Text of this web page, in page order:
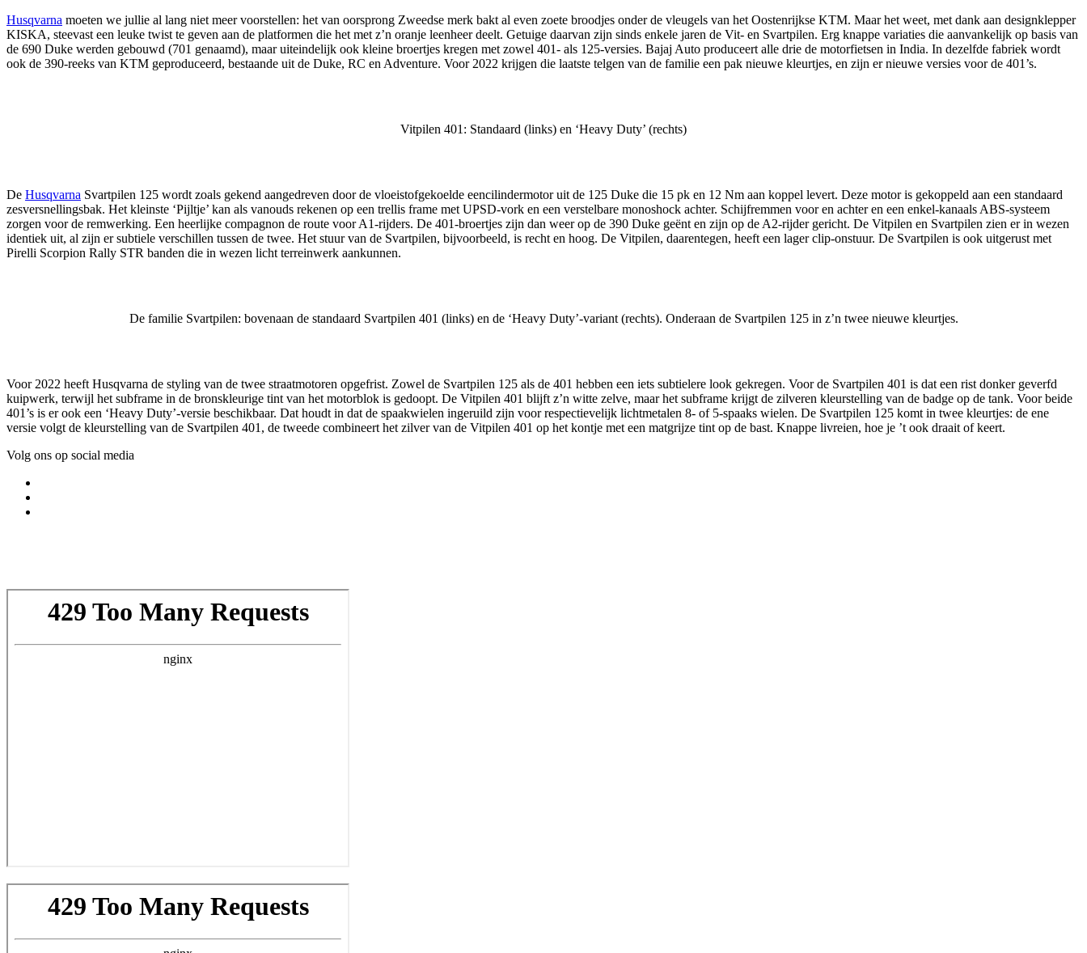
Husqvarna moeten we jullie al lang niet meer voorstellen: het van oorsprong Zweedse merk bakt al even zoete broodjes onder de vleugels van het Oostenrijkse KTM. Maar het weet, met dank aan designklepper
KISKA, steevast een leuke twist te geven aan de platformen die het met z’n oranje leenheer deelt. Getuige daarvan zijn sinds enkele jaren de Vit- en Svartpilen. Erg knappe variaties die aanvankelijk op basis van
de 690 Duke werden gebouwd (701 genaamd), maar uiteindelijk ook kleine broertjes kregen met zowel 401- als 125-versies. Bajaj Auto produceert alle drie de motorfietsen in India. In dezelfde fabriek wordt
ook de 390-reeks van KTM geproduceerd, bestaande uit de Duke, RC en Adventure. Voor 2022 krijgen die laatste telgen van de familie een pak nieuwe kleurtjes, en zijn er nieuwe versies voor de 401’s.
Vitpilen 401: Standaard (links) en ‘Heavy Duty’ (rechts)
De Husqvarna Svartpilen 125 wordt zoals gekend aangedreven door de vloeistofgekoelde eencilindermotor uit de 125 Duke die 15 pk en 12 Nm aan koppel levert. Deze motor is gekoppeld aan een standaard
zesversnellingsbak. Het kleinste ‘Pijltje’ kan als vanouds rekenen op een trellis frame met UPSD-vork en een verstelbare monoshock achter. Schijfremmen voor en achter en een enkel-kanaals ABS-systeem
zorgen voor de remwerking. Een heerlijke compagnon de route voor A1-rijders. De 401-broertjes zijn dan weer op de 390 Duke geënt en zijn op de A2-rijder gericht. De Vitpilen en Svartpilen zien er in wezen
identiek uit, al zijn er subtiele verschillen tussen de twee. Het stuur van de Svartpilen, bijvoorbeeld, is recht en hoog. De Vitpilen, daarentegen, heeft een lager clip-onstuur. De Svartpilen is ook uitgerust met
Pirelli Scorpion Rally STR banden die in wezen licht terreinwerk aankunnen.
De familie Svartpilen: bovenaan de standaard Svartpilen 401 (links) en de ‘Heavy Duty’-variant (rechts). Onderaan de Svartpilen 125 in z’n twee nieuwe kleurtjes.
Voor 2022 heeft Husqvarna de styling van de twee straatmotoren opgefrist. Zowel de Svartpilen 125 als de 401 hebben een iets subtielere look gekregen. Voor de Svartpilen 401 is dat een rist donker geverfd
kuipwerk, terwijl het subframe in de bronskleurige tint van het motorblok is gedoopt. De Vitpilen 401 blijft z’n witte zelve, maar het subframe krijgt de zilveren kleurstelling van de badge op de tank. Voor beide
401’s is er ook een ‘Heavy Duty’-versie beschikbaar. Dat houdt in dat de spaakwielen ingeruild zijn voor respectievelijk lichtmetalen 8- of 5-spaaks wielen. De Svartpilen 125 komt in twee kleurtjes: de ene
versie volgt de kleurstelling van de Svartpilen 401, de tweede combineert het zilver van de Vitpilen 401 op het kontje met een matgrijze tint op de bast. Knappe livreien, hoe je ’t ook draait of keert.
Volg ons op social media